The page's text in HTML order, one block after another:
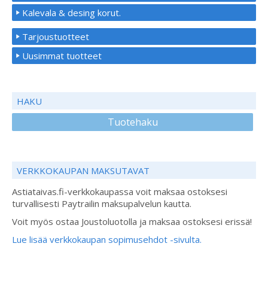
Kalevala & desing korut.
Tarjoustuotteet
Uusimmat tuotteet
HAKU
Tuotehaku
VERKKOKAUPAN MAKSUTAVAT
Astiataivas.fi-verkkokaupassa voit maksaa ostoksesi
turvallisesti Paytrailin maksupalvelun kautta.
Voit myös ostaa Joustoluotolla ja maksaa ostoksesi erissä!
Lue lisää verkkokaupan sopimusehdot -sivulta.